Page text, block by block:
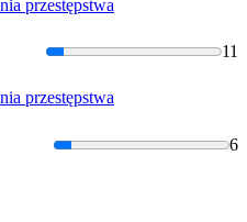
przestępstwa
11
przestępstwa
6